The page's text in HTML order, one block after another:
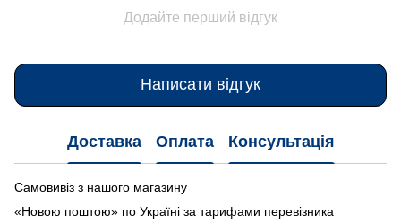
Додайте перший відгук
Написати відгук
Доставка Оплата Консультація
Самовивіз з нашого магазину
«Новою поштою» по Україні за тарифами перевізника